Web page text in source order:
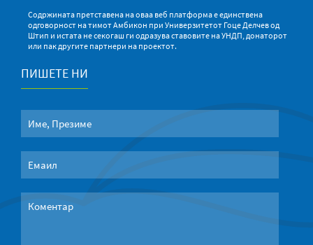
Содржината претставена на оваа веб платформа е единствена
одговорност на тимот Амбикон при Универзитетот Гоце Делчев од
Штип и истата не секогаш ги одразува ставовите на УНДП, донаторот
или пак другите партнери на проектот.
ПИШЕТЕ НИ